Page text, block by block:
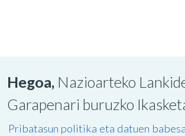
Hegoa, Nazioarteko
Garapenari buruzko
Pribatasun politika eta datuen babesa